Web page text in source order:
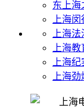
东上海
上海
上海
上海
上海
上海